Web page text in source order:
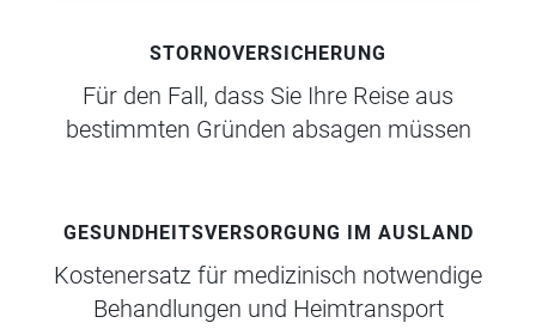
STORNOVERSICHERUNG
Für den Fall, dass Sie Ihre Reise aus
bestimmten Gründen absagen müssen
GESUNDHEITSVERSORGUNG IM AUSLAND
Kostenersatz für medizinisch notwendige
Behandlungen und Heimtransport